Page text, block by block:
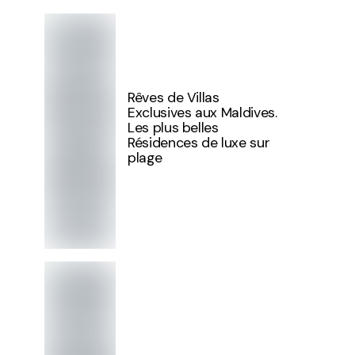
Rêves de Villas
Exclusives aux Maldives.
Les plus belles
Résidences de luxe sur
plage